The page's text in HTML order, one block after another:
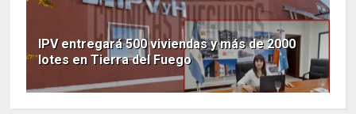
IPV entregará 500 viviendas y más de 2000
lotes en Tierra del Fuego